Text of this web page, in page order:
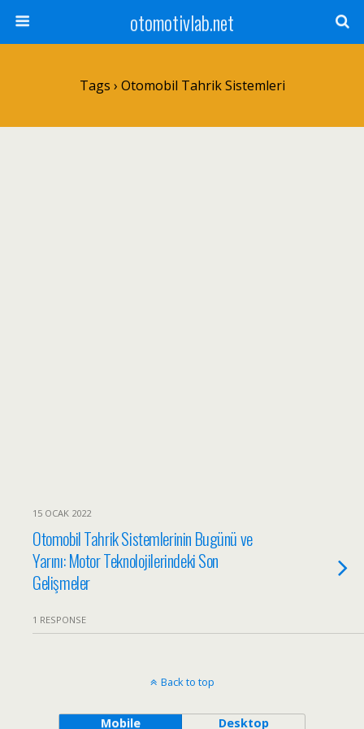
otomotivlab.net
Tags › Otomobil Tahrik Sistemleri
15 OCAK 2022
Otomobil Tahrik Sistemlerinin Bugünü ve
Yarını: Motor Teknolojilerindeki Son
Gelişmeler
1 RESPONSE
Back to top
Mobile Desktop